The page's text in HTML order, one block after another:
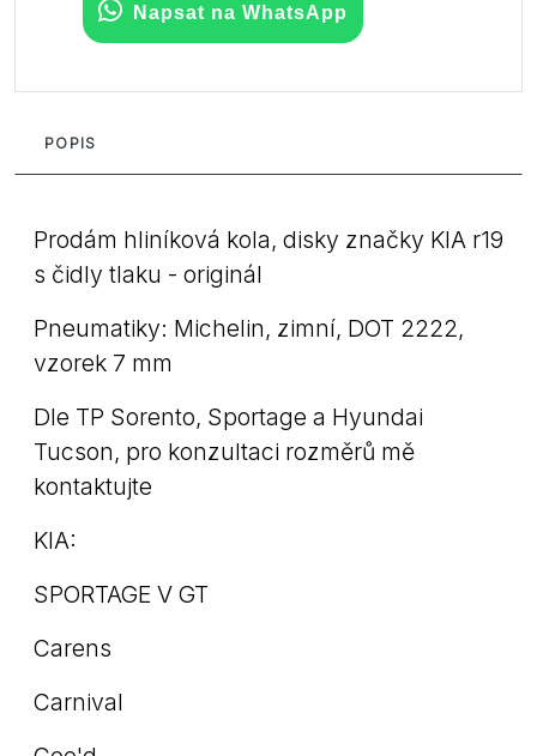
Napsat na WhatsApp
POPIS
Prodám hliníková kola, disky značky KIA r19
s čidly tlaku - originál
Pneumatiky: Michelin, zimní, DOT 2222,
vzorek 7 mm
Dle TP Sorento, Sportage a Hyundai
Tucson, pro konzultaci rozměrů mě
kontaktujte
KIA:
SPORTAGE V GT
Carens
Carnival